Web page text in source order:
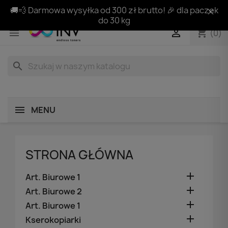
🚚💨 Darmowa wysyłka od 300 zł brutto! 🎉 dla paczek
do 30 kg
 shopping_cart(0)

search
MENU
STRONA GŁÓWNA
Art. Biurowe 1 
Art. Biurowe 2 
Art. Biurowe 1 
Kserokopiarki 